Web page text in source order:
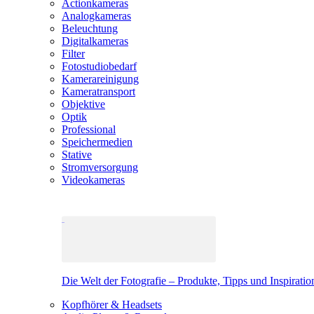
Actionkameras
Analogkameras
Beleuchtung
Digitalkameras
Filter
Fotostudiobedarf
Kamerareinigung
Kameratransport
Objektive
Optik
Professional
Speichermedien
Stative
Stromversorgung
Videokameras
Die Welt der Fotografie – Produkte, Tipps und
Kopfhörer & Headsets